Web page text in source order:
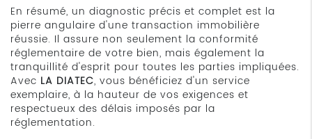
En résumé, un diagnostic précis et complet est la
pierre angulaire d'une transaction immobilière
réussie. Il assure non seulement la conformité
réglementaire de votre bien, mais également la
tranquillité d'esprit pour toutes les parties impliquées.
Avec LA DIATEC, vous bénéficiez d'un service
exemplaire, à la hauteur de vos exigences et
respectueux des délais imposés par la
réglementation.